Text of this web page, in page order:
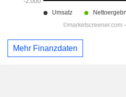
Mehr Finanzdaten